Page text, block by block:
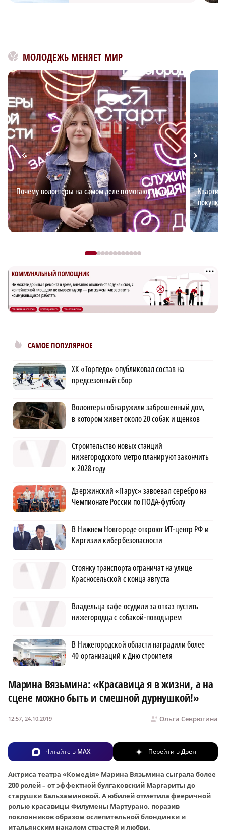
МОЛОДЕЖЬ МЕНЯЕТ МИР
Почему волонтёры на самом деле помогают людям
САМОЕ ПОПУЛЯРНОЕ
ХК «Торпедо» опубликовал состав на
предсезонный сбор
Волонтеры обнаружили заброшенный дом,
в котором живет около 20 собак и щенков
Строительство новых станций
нижегородского метро планируют закончить
к 2028 году
Дзержинский «Парус» завоевал серебро на
Чемпионате России по ПОДА-футболу
В Нижнем Новгороде откроют ИТ-центр РФ и
Киргизии кибербезопасности
Стоянку транспорта ограничат на улице
Красносельской с конца августа
Владельца кафе осудили за отказ пустить
нижегородца с собакой-поводырем
В Нижегородской области наградили более
40 организаций к Дню строителя
Марина Вязьмина: «Красавица я в жизни, а на
сцене можно быть и смешной дурнушкой!»
Ольга Севрюгина
12:57, 24.10.2019
Читайте в MAX Перейти вДзен
Актриса театра «Комедiя» Марина Вязьмина сыграла более
200 ролей – от эффектной булгаковский Маргариты до
старушки Бальзаминовой. А юбилей отметила фееричной
ролью красавицы Филумены Мартурано, поразив
поклонников образом ослепительной блондинки и
итальянским накалом страстей и любви.